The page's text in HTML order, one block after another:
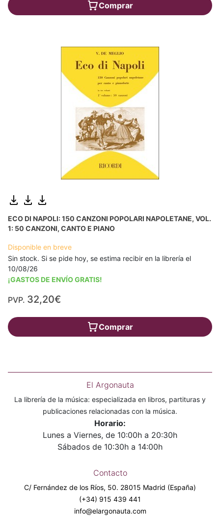
Comprar
ECO DI NAPOLI: 150 CANZONI POPOLARI NAPOLETANE, VOL.
1: 50 CANZONI, CANTO E PIANO
Disponible en breve
Sin stock. Si se pide hoy, se estima recibir en la librería el
10/08/26
¡GASTOS DE ENVÍO GRATIS!
PVP. 32,20€
Comprar
El Argonauta
La librería de la música: especializada en libros, partituras y
publicaciones relacionadas con la música.
Horario:
Lunes a Viernes, de 10:00h a 20:30h
Sábados de 10:30h a 14:00h
Contacto
C/ Fernández de los Ríos, 50. 28015 Madrid (España)
(+34) 915 439 441
info@elargonauta.com